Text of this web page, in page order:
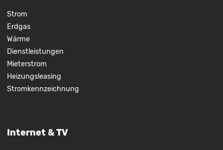
Strom
Erdgas
Wärme
Dienstleistungen
Mieterstrom
Heizungsleasing
Stromkennzeichnung
Internet & TV